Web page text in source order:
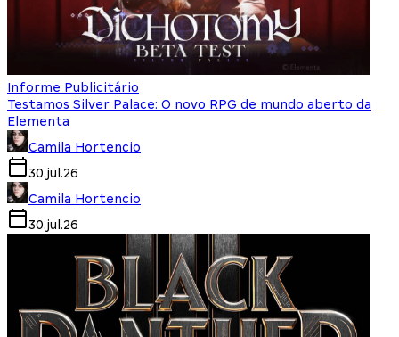
Informe Publicitário
Testamos Silver Palace: O novo RPG de mundo aberto da
Elementa
Camila Hortencio
30.jul.26
Camila Hortencio
30.jul.26